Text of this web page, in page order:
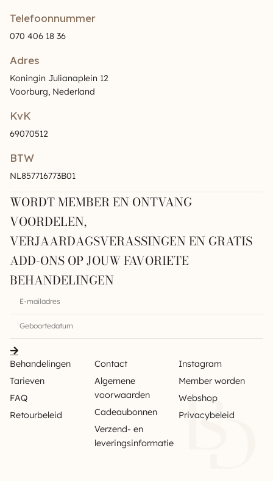
Telefoonnummer
070 406 18 36
Adres
Koningin Julianaplein 12
Voorburg, Nederland
KvK
69070512
BTW
NL857716773B01
WORDT MEMBER EN ONTVANG
VOORDELEN,
VERJAARDAGSVERASSINGEN EN GRATIS
ADD-ONS OP JOUW FAVORIETE
BEHANDELINGEN
Behandelingen
Tarieven
FAQ
Retourbeleid
Contact
Algemene
voorwaarden
Cadeaubonnen
Verzend- en
leveringsinformatie
Instagram
Member worden
Webshop
Privacybeleid